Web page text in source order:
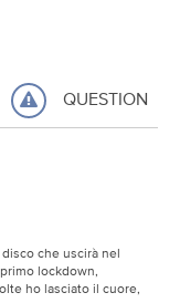
QUESTION
che uscirà nel
lockdown,
ho lasciato il cuore,